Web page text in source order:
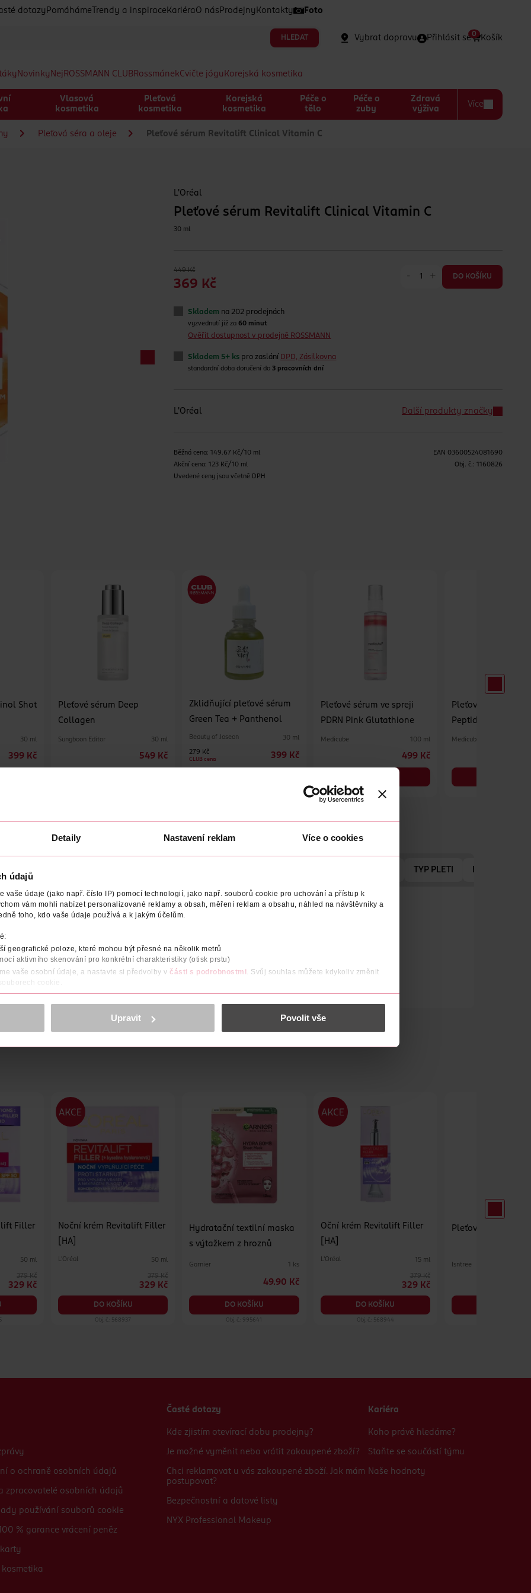
Detaily Nastavení reklam Více o cookies
údajů
vaše údaje (jako např. číslo IP) pomocí technologií, jako např. souborů cookie pro uchování a přístup k
vám mohli nabízet personalizované reklamy a obsah, měření reklam a obsahu, náhled na návštěvníky a
toho, kdo vaše údaje používá a k jakým účelům.
geografické poloze, které mohou být přesné na několik metrů
aktivního skenování pro konkrétní charakteristiky (otisk prstu)
vaše osobní údaje, a nastavte si předvolby v části s podrobnostmi . Svůj souhlas můžete kdykoliv změnit
cookie.
a reklam, funkcí sociálních médií, analýze návštěvnosti, které mohou nést osobní údaje.
osobních údajů.
<
Upravit Povolit vše
dotazy Pomáháme Trendy a inspirace Kariéra O nás Prodejny Kontakty Foto
HLEDAT Vybrat dopravu Přihlásit se Košík
0
Novinky Nej ROSSMANN CLUBRossmánekCvičte jógu Korejská kosmetika
Vlasová
kosmetika
Pleťová
kosmetika
Korejská
kosmetika
Péče o
tělo
Péče o
zuby
Zdravá
výživa
Více
Pleťová séra a oleje Pleťové sérum Revitalift Clinical Vitamin C
L'Oréal
Pleťové sérum Revitalift Clinical Vitamin C
30 ml
449 Kč
369 Kč
- + DO KOŠÍKU
Skladem na 202 prodejnách
vyzvednutí již za60 minut
Ověřit dostupnost v prodejně ROSSMANN
Skladem 5+ ks pro zaslání DPD, Zásilkovna
standardní doba doručení do 3 pracovních dní
L'Oréal Další produkty značky
Běžná cena: 149.67 Kč/10 ml
Akční cena: 123 Kč/10 ml
Uvedené ceny jsou včetně DPH
EAN 03600524081690
Obj. č.: 1160826
Shot
30 ml
399 Kč
Pleťové sérum Deep
Collagen
Sungboon Editor 30 ml
549 Kč
Zklidňující pleťové sérum
Green Tea + Panthenol
Beauty of Joseon 30 ml
279 Kč
CLUB cena 399 Kč
Pleťové sérum ve spreji
PDRN Pink Glutathione
Medicube 100 ml
499 Kč
Obj. č.: 1363609
Pleťové sérum
Peptid
Medicube
NÁZEV VÝROBCE/DODAVATELE TYP PLETI
a vitamínem E viditelně koriguje první 3 znaky stárnutí pleti: nejednotný tón, póry a vrásky.
a vitamínem E viditelně koriguje první 3 znaky stárnutí pleti: nejednotný tón, póry a vrásky.
redukovat projevy stárnutí a mdlý vzhled pleti.
redukovat póry a vyhladit texturu pleti.
před oxidačním stresem.
Filler
50 ml
379 Kč
329 Kč
Noční krém Revitalift Filler
[HA]
L'Oréal 50 ml
379 Kč
329 Kč
DO KOŠÍKU
Obj. č.: 568937
Hydratační textilní maska
s výtažkem z hroznů
Garnier 1 ks
49.90 Kč
DO KOŠÍKU
Obj. č.: 995641
Oční krém Revitalift Filler
[HA]
L'Oréal 15 ml
379 Kč
329 Kč
DO KOŠÍKU
Obj. č.: 568944
Pleťový toner
Isntree
o ochraně osobních údajů
zpracovatelé osobních údajů
používání souborů cookie
% garance vrácení peněz
kosmetika
Časté dotazy
Kde zjistím otevírací dobu prodejny?
Je možné vyměnit nebo vrátit zakoupené zboží?
Chci reklamovat u vás zakoupené zboží. Jak mám
postupovat?
Bezpečnostní a datové listy
NYX Professional Makeup
Kariéra
Koho právě hledáme?
Staňte se součástí týmu
Naše hodnoty